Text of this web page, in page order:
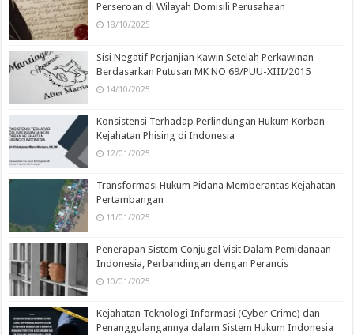
Perseroan di Wilayah Domisili Perusahaan
18/10/2025
Sisi Negatif Perjanjian Kawin Setelah Perkawinan
Berdasarkan Putusan MK NO 69/PUU-XIII/2015
14/10/2025
Konsistensi Terhadap Perlindungan Hukum Korban
Kejahatan Phising di Indonesia
12/01/2025
Transformasi Hukum Pidana Memberantas Kejahatan
Pertambangan
11/01/2025
Penerapan Sistem Conjugal Visit Dalam Pemidanaan
Indonesia, Perbandingan dengan Perancis
10/01/2025
Kejahatan Teknologi Informasi (Cyber Crime) dan
Penanggulangannya dalam Sistem Hukum Indonesia